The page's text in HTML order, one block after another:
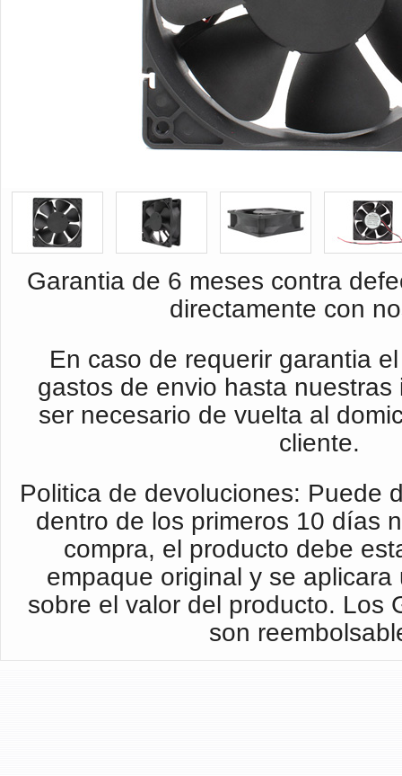
Garantia de 6 meses contra
directamente con
En caso de requerir garantia
gastos de envio hasta nuestras
ser necesario de vuelta al
cliente.
Politica de devoluciones: Puede
dentro de los primeros 10 días
compra, el producto debe
empaque original y se
sobre el valor del producto. Los
son